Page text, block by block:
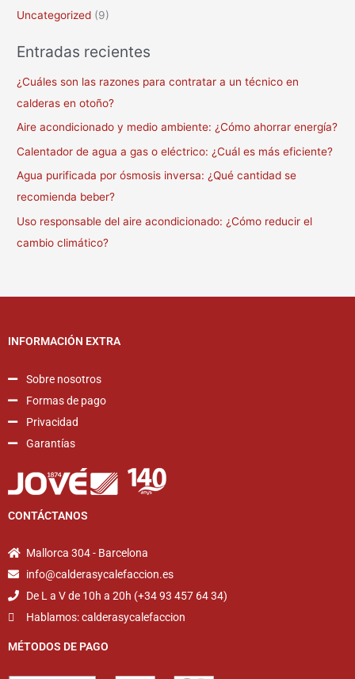
Uncategorized (9)
Entradas recientes
¿Cuáles son las razones para contratar a un técnico en
calderas en otoño?
Aire acondicionado y medio ambiente: ¿Cómo ahorrar energía?
Calentador de agua a gas o eléctrico: ¿Cuál es más eficiente?
Agua purificada por ósmosis inversa: ¿Qué cantidad se
recomienda beber?
Uso responsable del aire acondicionado: ¿Cómo reducir el
cambio climático?
INFORMACIÓN EXTRA
Sobre nosotros
Formas de pago
Privacidad
Garantías
CONTÁCTANOS
Mallorca 304 - Barcelona
info@calderasycalefaccion.es
De L a V de 10h a 20h (+34 93 457 64 34)
Hablamos: calderasycalefaccion
MÉTODOS DE PAGO